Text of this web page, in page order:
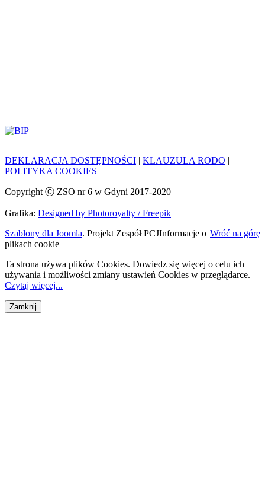
DEKLARACJA DOSTĘPNOŚCI | KLAUZULA RODO |
POLITYKA COOKIES
Copyright Ⓒ ZSO nr 6 w Gdyni 2017-2020
Grafika: Designed by Photoroyalty / Freepik
Szablony dla Joomla. Projekt Zespół PCJ Wróć na górę
Informacje o
plikach cookie
Ta strona używa plików Cookies. Dowiedz się więcej o celu ich
używania i możliwości zmiany ustawień Cookies w przeglądarce.
Czytaj więcej...